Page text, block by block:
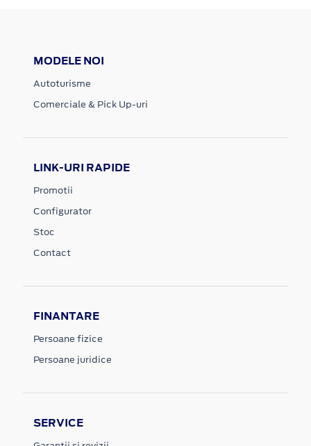
MODELE NOI
Autoturisme
Comerciale & Pick Up-uri
LINK-URI RAPIDE
Promotii
Configurator
Stoc
Contact
FINANTARE
Persoane fizice
Persoane juridice
SERVICE